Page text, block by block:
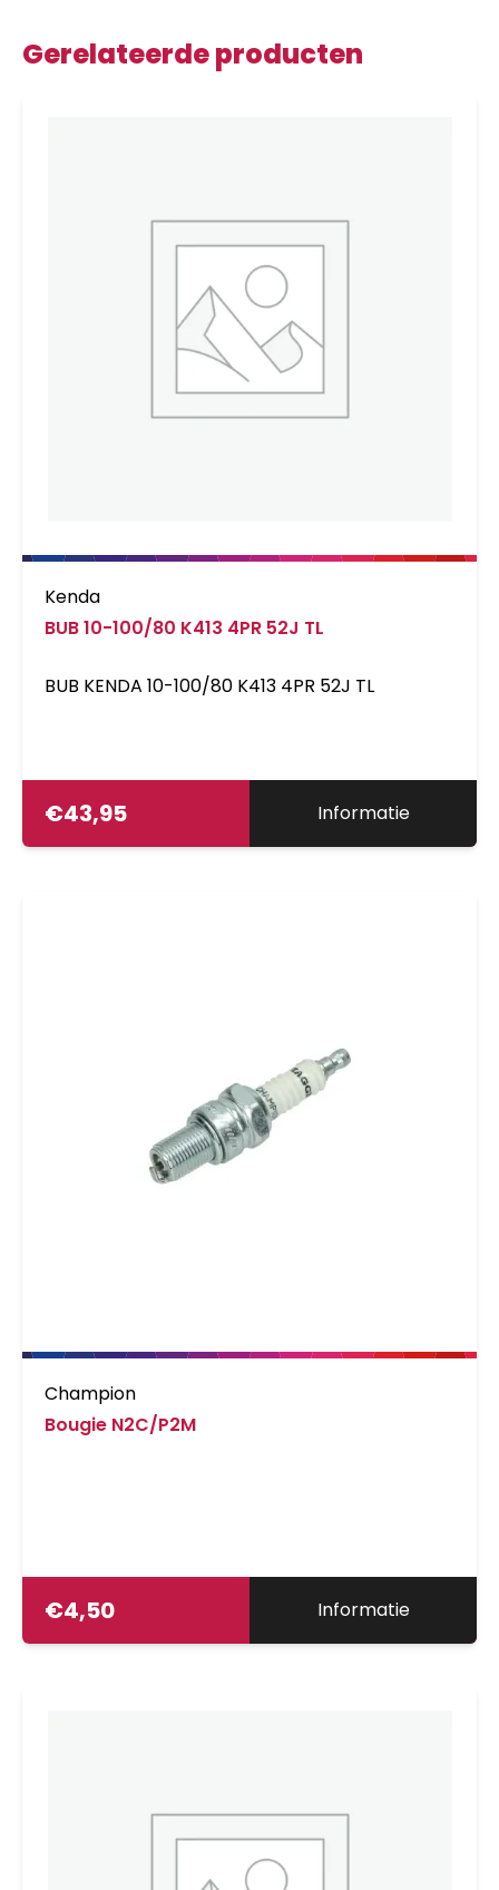
Gerelateerde producten
Kenda
BUB 10-100/80 K413 4PR 52J TL
BUB KENDA 10-100/80 K413 4PR 52J TL
€43,95 Informatie
Champion
Bougie N2C/P2M
€4,50 Informatie